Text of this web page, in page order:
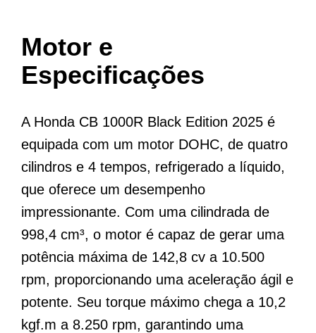
Motor e
Especificações
A Honda CB 1000R Black Edition 2025 é
equipada com um motor DOHC, de quatro
cilindros e 4 tempos, refrigerado a líquido,
que oferece um desempenho
impressionante. Com uma cilindrada de
998,4 cm³, o motor é capaz de gerar uma
potência máxima de 142,8 cv a 10.500
rpm, proporcionando uma aceleração ágil e
potente. Seu torque máximo chega a 10,2
kgf.m a 8.250 rpm, garantindo uma